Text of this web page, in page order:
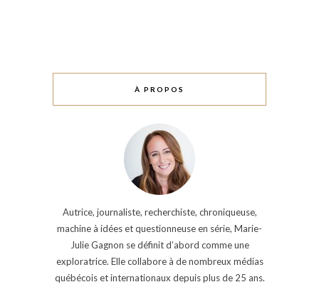
À PROPOS
Autrice, journaliste, recherchiste, chroniqueuse,
machine à idées et questionneuse en série, Marie-
Julie Gagnon se définit d’abord comme une
exploratrice. Elle collabore à de nombreux médias
québécois et internationaux depuis plus de 25 ans.